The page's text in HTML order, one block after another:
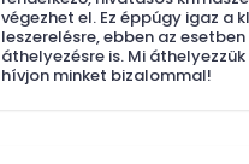
végezhet el. Ez éppúgy igaz a
leszerelésre, ebben az
áthelyezésre is. Mi
hívjon minket bizalommal!